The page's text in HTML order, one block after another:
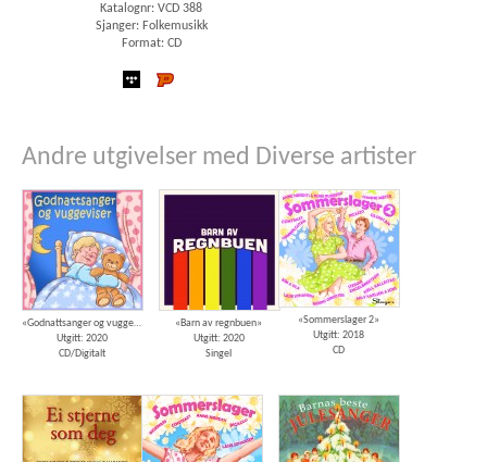
Katalognr: VCD 388
Sjanger: Folkemusikk
Format: CD
wimp
Andre utgivelser med Diverse artister
«Godnattsanger og vuggeviser»
Utgitt: 2020
CD/Digitalt
«Barn av regnbuen»
Utgitt: 2020
Singel
«Sommerslager 2»
Utgitt: 2018
CD